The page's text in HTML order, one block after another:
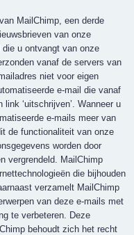
MailChimp, een derde
van onze
u ontvangt van onze
vanaf de servers van
niet voor eigen
e-mail die vanaf
‘uitschrijven’. Wanneer u
e-mails meer van
de functionaliteit van onze
worden door
vergrendeld. MailChimp
die bijhouden
verzamelt MailChimp
van deze e-mails met
te verbeteren. Deze
behoudt zich het recht